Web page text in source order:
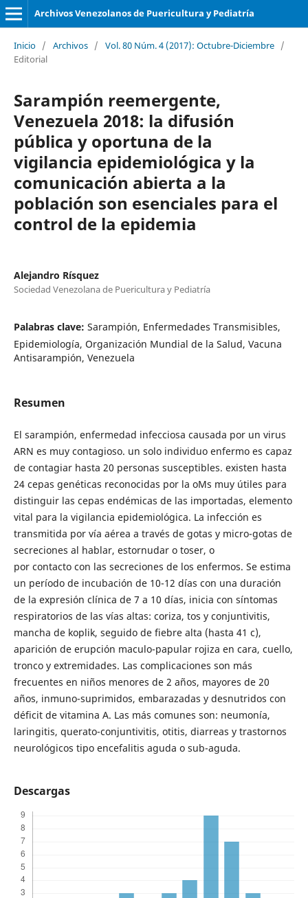
Archivos Venezolanos de Puericultura y Pediatría
Inicio / Archivos / Vol. 80 Núm. 4 (2017): Octubre-Diciembre /
Editorial
Sarampión reemergente,
Venezuela 2018: la difusión
pública y oportuna de la
vigilancia epidemiológica y la
comunicación abierta a la
población son esenciales para el
control de la epidemia
Alejandro Rísquez
Sociedad Venezolana de Puericultura y Pediatría
Palabras clave: Sarampión, Enfermedades Transmisibles,
Epidemiología, Organización Mundial de la Salud, Vacuna
Antisarampión, Venezuela
Resumen
El sarampión, enfermedad infecciosa causada por un virus
ARN es muy contagioso. un solo individuo enfermo es capaz
de contagiar hasta 20 personas susceptibles. existen hasta
24 cepas genéticas reconocidas por la oMs muy útiles para
distinguir las cepas endémicas de las importadas, elemento
vital para la vigilancia epidemiológica. La infección es
transmitida por vía aérea a través de gotas y micro-gotas de
secreciones al hablar, estornudar o toser, o
por contacto con las secreciones de los enfermos. Se estima
un período de incubación de 10-12 días con una duración
de la expresión clínica de 7 a 10 días, inicia con síntomas
respiratorios de las vías altas: coriza, tos y conjuntivitis,
mancha de koplik, seguido de fiebre alta (hasta 41 c),
aparición de erupción maculo-papular rojiza en cara, cuello,
tronco y extremidades. Las complicaciones son más
frecuentes en niños menores de 2 años, mayores de 20
años, inmuno-suprimidos, embarazadas y desnutridos con
déficit de vitamina A. Las más comunes son: neumonía,
laringitis, querato-conjuntivitis, otitis, diarreas y trastornos
neurológicos tipo encefalitis aguda o sub-aguda.
Descargas